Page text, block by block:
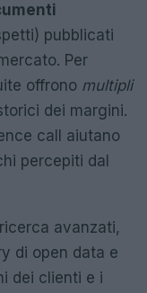
pubblicati
Per
offrono multipli
dei margini.
call aiutano
percepiti dal
avanzati,
di open data e
dei clienti e i